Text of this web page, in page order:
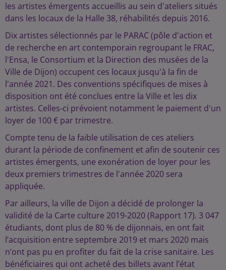
les artistes émergents accueillis au sein d'ateliers situés
dans les locaux de la Halle 38, réhabilités depuis 2016.
Dix artistes sélectionnés par le PARAC (pôle d'action et
de recherche en art contemporain regroupant le FRAC,
l'Ensa, le Consortium et la Direction des musées de la
Ville de Dijon) occupent ces locaux jusqu'à la fin de
l'année 2021. Des conventions spécifiques de mises à
disposition ont été conclues entre la Ville et les dix
artistes. Celles-ci prévoient notamment le paiement d'un
loyer de 100 € par trimestre.
Compte tenu de la faible utilisation de ces ateliers
durant la période de confinement et afin de soutenir ces
artistes émergents, une exonération de loyer pour les
deux premiers trimestres de l'année 2020 sera
appliquée.
Par ailleurs, la ville de Dijon a décidé de prolonger la
validité de la Carte culture 2019-2020 (Rapport 17). 3 047
étudiants, dont plus de 80 % de dijonnais, en ont fait
l’acquisition entre septembre 2019 et mars 2020 mais
n’ont pas pu en profiter du fait de la crise sanitaire. Les
bénéficiaires qui ont acheté des billets avant l’état